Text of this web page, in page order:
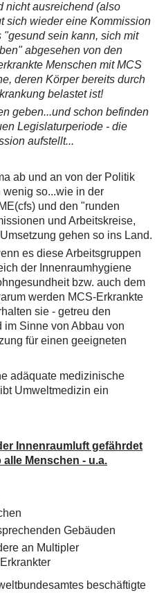
nicht ausreichend (also
sich wieder eine Kommission
sein kann, sich mit
abgesehen von den
Menschen mit MCS
deren Körper bereits durch
belastet ist!
geben...und schon befinden
Legislaturperiode - die
aufstellt...
ab und an von der Politik
so...wie in der
und den "runden
und Arbeitskreise,
gehen so ins Land.
es diese Arbeitsgruppen
der Innenraumhygiene
bzw. auch dem
werden MCS-Erkrankte
sie - getreu den
im Sinne von Abbau von
für einen geeigneten
adäquate medizinische
Umweltmedizin ein
Innenraumluft gefährdet
Menschen - u.a.
Gebäuden
an Multipler
beschäftigte